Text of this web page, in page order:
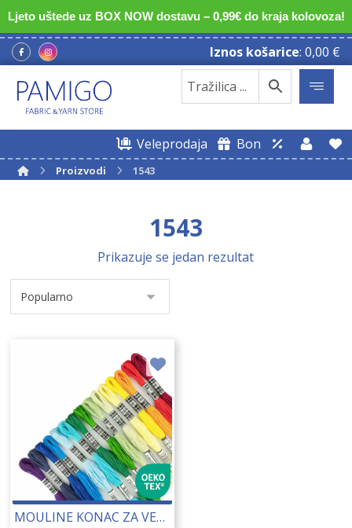
Ljeto uštede uz BOX NOW dostavu – 0,99€ do kraja kolovoza!
Iznos košarice: 0,00 €
Veleprodaja Bon
Proizvodi 1543
1543
Prikazuje se jedan rezultat
MOULINE KONAC ZA VEZENJE 25148